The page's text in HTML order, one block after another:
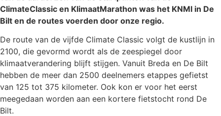
ClimateClassic en KlimaatMarathon was het KNMI in De
Bilt en de routes voerden door onze regio.
De route van de vijfde Climate Classic volgt de kustlijn in
2100, die gevormd wordt als de zeespiegel door
klimaatverandering blijft stijgen. Vanuit Breda en De Bilt
hebben de meer dan 2500 deelnemers etappes gefietst
van 125 tot 375 kilometer. Ook kon er voor het eerst
meegedaan worden aan een kortere fietstocht rond De
Bilt.